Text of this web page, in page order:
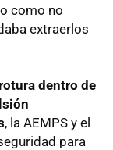
como no
extraerlos
dentro de
, la AEMPS y el
para